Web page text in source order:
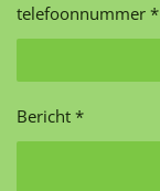
telefoonnummer *
Bericht *